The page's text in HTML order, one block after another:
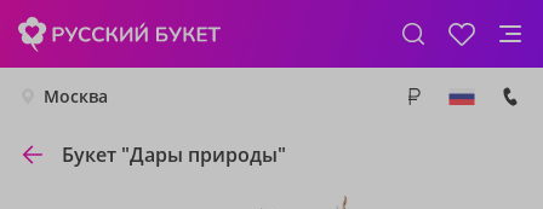
Москва
Букет "Дары природы"